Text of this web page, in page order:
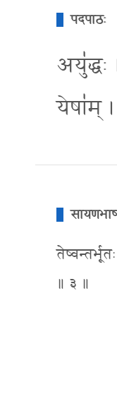
पदपाठः
येषा॑म्
॥ ३ ॥